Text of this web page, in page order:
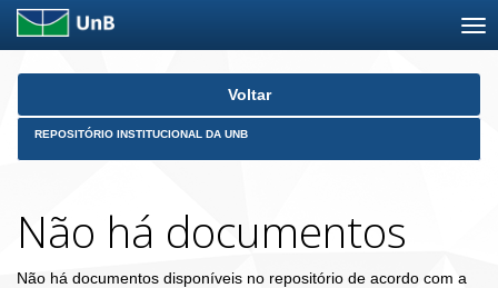
Skip
Voltar
REPOSITÓRIO INSTITUCIONAL DA UNB
Não há documentos
Não há documentos disponíveis no repositório de acordo com a